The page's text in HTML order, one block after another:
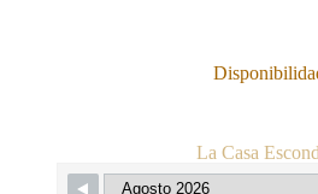
La Casa